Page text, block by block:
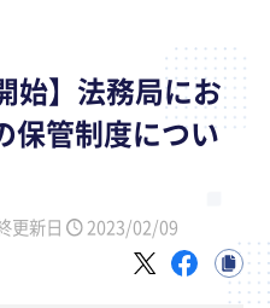
始】法務局にお
保管制度につい
更新日 2023/02/09